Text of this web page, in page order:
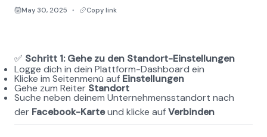
May 30, 2025 ● Copy link
✅ Schritt 1: Gehe zu den Standort-Einstellungen
Logge dich in dein Plattform-Dashboard ein
Klicke im Seitenmenü auf Einstellungen
Gehe zum Reiter Standort
Suche neben deinem Unternehmensstandort nach
der Facebook-Karte und klicke auf Verbinden